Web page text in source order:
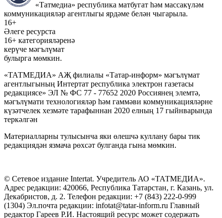
«Татмедиа» республика матбугат һәм массакүләм
коммуникацияләр агентлыгы ярдәме белән чыгарыла.
16+
Әлеге ресурста
16+ категорияләренә
керүче мәгълүмат
булырга мөмкин.
«ТАТМЕДИА» АҖ филиалы «Татар-информ» мәгълүмат
агентлыгының Интертат республика электрон газетасы
редакциясе» ЭЛ № ФС 77 - 77652 2020 Россиянең элемтә,
мәгълүмати технологияләр һәм гаммәви коммуникацияләрне
күзәтчелек хезмәте тарафыннан 2020 елның 17 гыйнварында
теркәлгән
Материалларны тулысынча яки өлешчә куллану бары тик
редакциядән язмача рөхсәт булганда гына мөмкин.
© Сетевое издание Intertat. Учредитель АО «ТАТМЕДИА».
Адрес редакции: 420066, Республика Татарстан, г. Казань, ул.
Декабристов, д. 2. Телефон редакции: +7 (843) 222-0-999
(1304) Эл.почта редакции: infotat@tatar-inform.ru Главный
редактор Гареев Р.И. Настоящий ресурс может содержать